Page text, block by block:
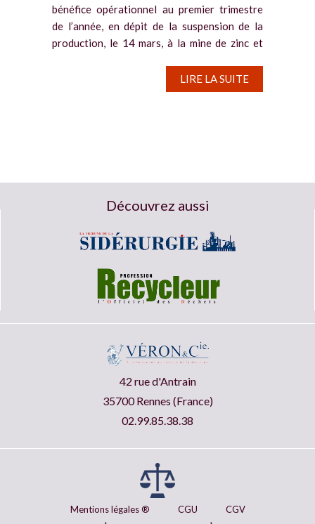
bénéfice opérationnel au premier trimestre
de l’année, en dépit de la suspension de la
production, le 14 mars, à la mine de zinc et
LIRE LA SUITE
Mentions légales ® CGU CGV
Découvrez aussi
42 rue d'Antrain
35700 Rennes (France)
02.99.85.38.38